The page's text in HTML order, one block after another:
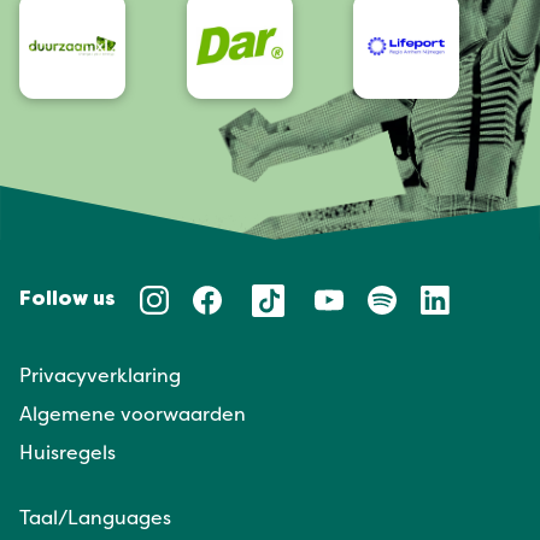
Follow us
Privacyverklaring
Algemene voorwaarden
Huisregels
Taal/Languages